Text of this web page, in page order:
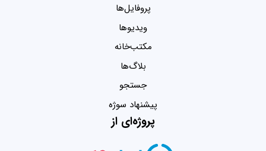
پروفایل‌ها
ویدیو‌ها
مکتب‌خانه
بلاگ‌ها
جستجو
پیشنهاد سوژه
پروژه‌ای از